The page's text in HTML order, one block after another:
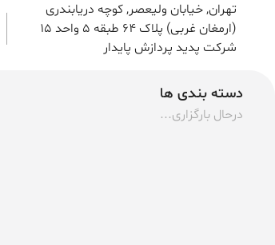
تهران, خیابان ولیعصر, کوچه دریابندری
(ارمغان غربی) پلاک 64 طبقه ۵ واحد ۱۵
شرکت پدید پردازش پایدار
دسته بندی ها
درحال بارگزاری...